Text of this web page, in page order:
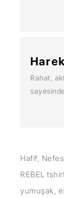
Rahat,
Hafif,
REBEL
yumuşak,